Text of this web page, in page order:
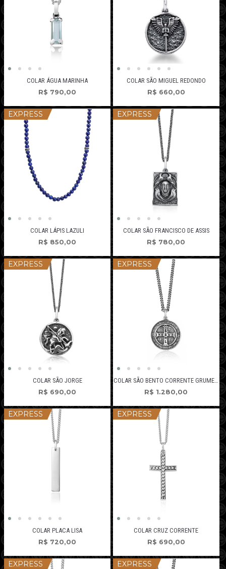
COLAR ÁGUA MARINHA
R$ 790,00
COLAR SÃO MIGUEL REDONDO
R$ 660,00
EXPRESS
COLAR LÁPIS LAZULI
R$ 850,00
EXPRESS
COLAR SÃO FRANCISCO DE ASSIS
R$ 780,00
EXPRESS
COLAR SÃO JORGE
R$ 690,00
EXPRESS
COLAR SÃO BENTO CORRENTE GRUMET GROSSA
R$ 1.280,00
EXPRESS
COLAR PLACA LISA
R$ 720,00
EXPRESS
COLAR CRUZ CORRENTE
R$ 690,00
EXPRESS EXPRESS